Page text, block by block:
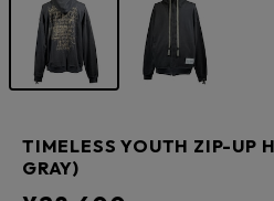
TIMELESS YOUTH ZIP-UP
GRAY)